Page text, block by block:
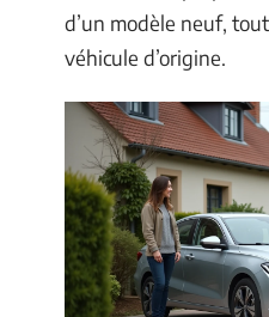
d’un modèle neuf,
véhicule d’origine.